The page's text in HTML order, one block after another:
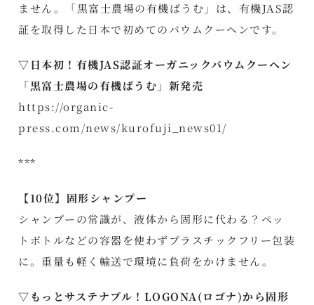
ません。「黒富士農場の有機ばうむ」は、有機JAS認
証を取得した日本で初めてのバウムクーヘンです。
▽日本初！有機JAS認証オーガニックバウムクーヘン
「黒富士農場の有機ばうむ」新発売
https://organic-
press.com/news/kurofuji_news01/
***
【10位】固形シャンプー
シャンプーの常識が、液体から固形に代わる？ペッ
トボトルなどの容器を使わずプラスチックフリー包装
に。重量も軽く輸送で環境に負荷をかけません。
▽もっとサステナブル！LOGONA(ロゴナ)から固形